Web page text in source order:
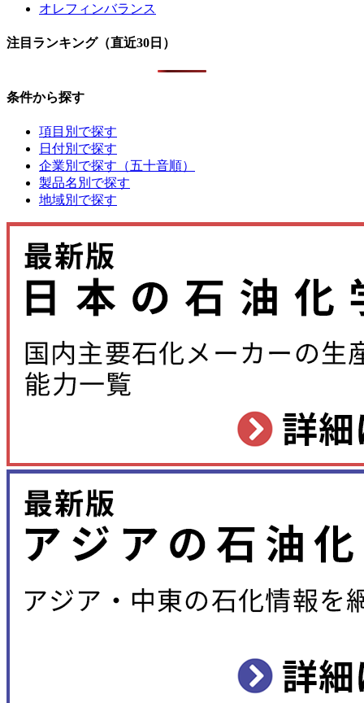
オレフィンバランス
注目ランキング（直近30日）
条件から探す
項目別で探す
日付別で探す
企業別で探す（五十音順）
製品名別で探す
地域別で探す